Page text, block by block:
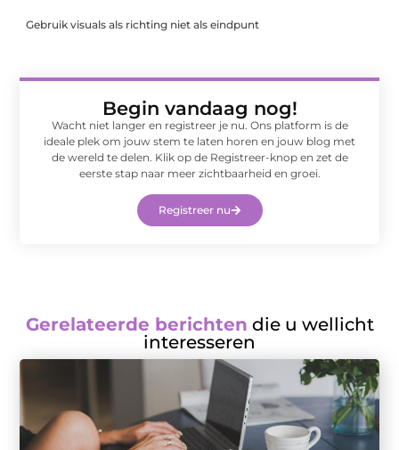
Gebruik visuals als richting niet als eindpunt
Begin vandaag nog!
Wacht niet langer en registreer je nu. Ons platform is de
ideale plek om jouw stem te laten horen en jouw blog met
de wereld te delen. Klik op de Registreer-knop en zet de
eerste stap naar meer zichtbaarheid en groei.
Registreer nu
Gerelateerde berichten die u wellicht
interesseren